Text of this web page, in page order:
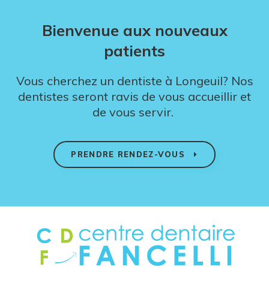
Bienvenue aux nouveaux
patients
Vous cherchez un dentiste à Longeuil? Nos
dentistes seront ravis de vous accueillir et
de vous servir.
PRENDRE RENDEZ-VOUS